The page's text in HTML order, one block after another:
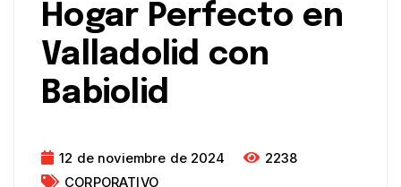
Hogar Perfecto en
Valladolid con
Babiolid
12 de noviembre de 2024
2238
CORPORATIVO